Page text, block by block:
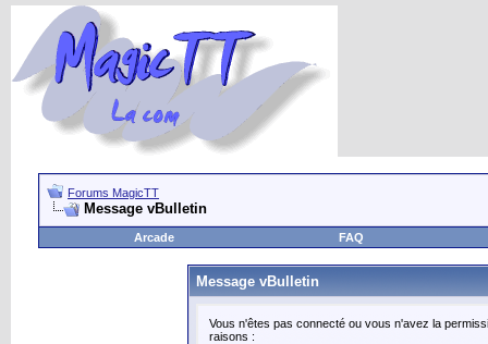
Forums MagicTT
Message vBulletin
Arcade FAQ
Message vBulletin
Vous n'êtes pas connecté ou vous n'avez la
raisons :